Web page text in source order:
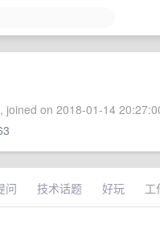
joined on 2018-01-14
问 技术话题 好玩 工